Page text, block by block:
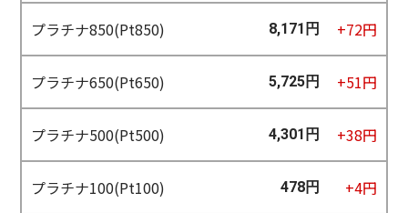
プラチナ850(Pt850) 8,171円 +72円
プラチナ650(Pt650) 5,725円 +51円
プラチナ500(Pt500) 4,301円 +38円
プラチナ100(Pt100) 478円
+4円